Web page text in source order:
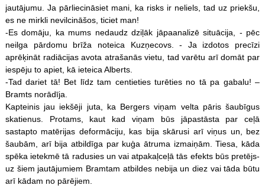
jautājumu. Ja pārliecināsiet mani, ka risks ir neliels, tad uz priekšu,
es ne mirkli nevilcināšos, ticiet man!
-Es domāju, ka mums nedaudz dziļāk jāpaanalizē situācija, - pēc
neilga pārdomu brīža noteica Kuzņecovs. - Ja izdotos precīzi
aprēķināt radiācijas avota atrašanās vietu, tad varētu arī domāt par
iespēju to apiet, kā ieteica Alberts.
-Tad dariet tā! Bet līdz tam centieties turēties no tā pa gabalu! –
Bramts norādīja.
Kapteinis jau iekšēji juta, ka Bergers viņam velta pāris šaubīgus
skatienus. Protams, kaut kad viņam būs jāpastāsta par ceļā
sastapto matērijas deformāciju, kas bija skārusi arī viņus un, bez
šaubām, arī bija atbildīga par kuģa ātruma izmaiņām. Tiesa, kāda
spēka ietekmē tā radusies un vai atpakaļceļā tās efekts būs pretējs-
uz šiem jautājumiem Bramtam atbildes nebija un diez vai tāda būtu
arī kādam no pārējiem.